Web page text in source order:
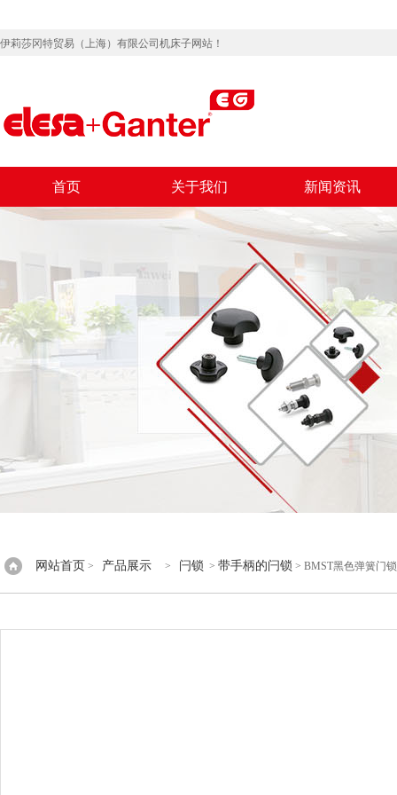
伊莉莎冈特贸易（上海）有限公司机床子网站！
首页 关于我们 新闻资讯
网站首页 > 产品展示 > 闩锁 > 带手柄的闩锁 > BMST黑色弹簧门锁